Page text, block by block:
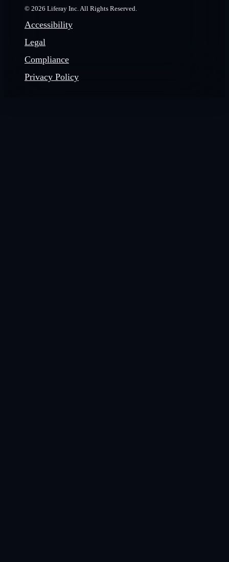
© 2026 Liferay Inc. All Rights Reserved.
Accessibility
Legal
Compliance
Privacy Policy